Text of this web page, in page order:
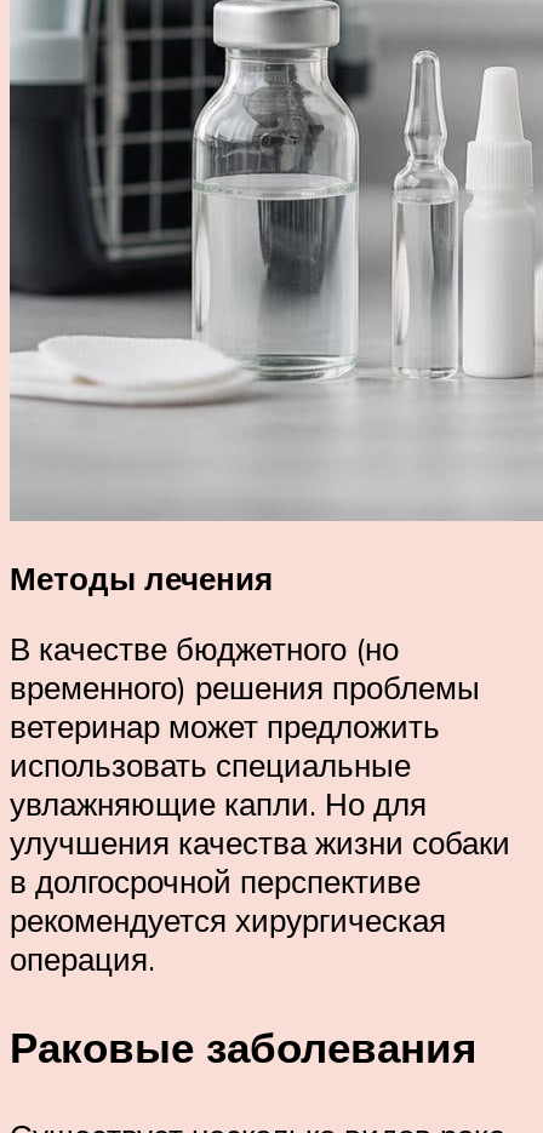
Методы лечения
В качестве бюджетного (но
временного) решения проблемы
ветеринар может предложить
использовать специальные
увлажняющие капли. Но для
улучшения качества жизни собаки
в долгосрочной перспективе
рекомендуется хирургическая
операция.
Раковые заболевания